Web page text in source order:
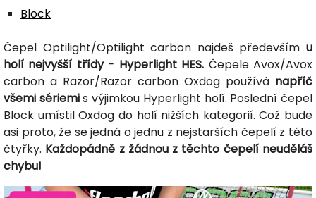
Block
Čepel Optilight/Optilight carbon najdeš především u
holí nejvyšší třídy - Hyperlight HES. Čepele Avox/Avox
carbon a Razor/Razor carbon Oxdog používá napříč
všemi sériemis výjimkou Hyperlight holí. Poslední čepel
Block umístil Oxdog do holí nižších kategorií. Což bude
asi proto, že se jedná o jednu z nejstarších čepelí z této
čtyřky. Každopádně z žádnou z těchto čepelí neuděláš
chybu!